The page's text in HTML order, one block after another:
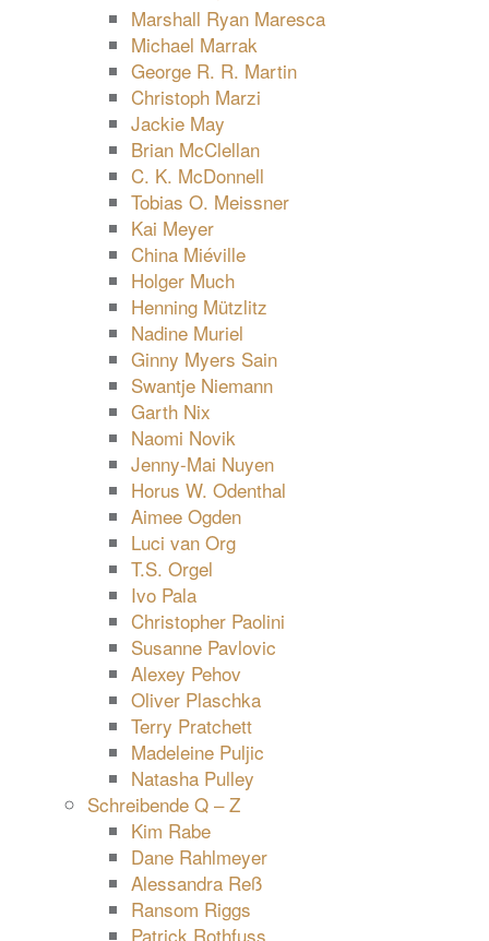
Marshall Ryan Maresca
Michael Marrak
George R. R. Martin
Christoph Marzi
Jackie May
Brian McClellan
C. K. McDonnell
Tobias O. Meissner
Kai Meyer
China Miéville
Holger Much
Henning Mützlitz
Nadine Muriel
Ginny Myers Sain
Swantje Niemann
Garth Nix
Naomi Novik
Jenny-Mai Nuyen
Horus W. Odenthal
Aimee Ogden
Luci van Org
T.S. Orgel
Ivo Pala
Christopher Paolini
Susanne Pavlovic
Alexey Pehov
Oliver Plaschka
Terry Pratchett
Madeleine Puljic
Natasha Pulley
Schreibende Q – Z
Kim Rabe
Dane Rahlmeyer
Alessandra Reß
Ransom Riggs
Patrick Rothfuss